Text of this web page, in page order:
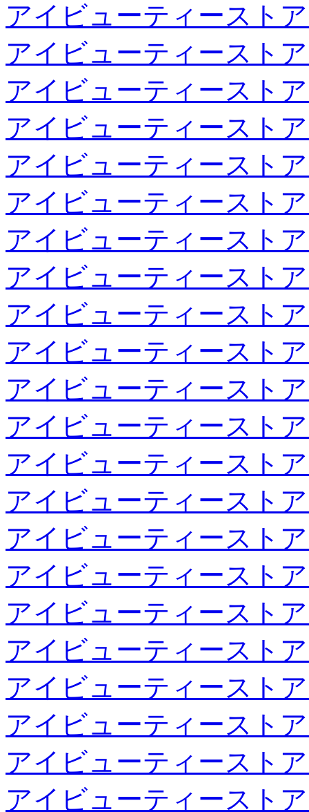
アイビューティースト
アイビューティースト
アイビューティースト
アイビューティースト
アイビューティースト
アイビューティースト
アイビューティースト
アイビューティースト
アイビューティースト
アイビューティースト
アイビューティースト
アイビューティースト
アイビューティースト
アイビューティースト
アイビューティースト
アイビューティースト
アイビューティースト
アイビューティースト
アイビューティースト
アイビューティースト
アイビューティースト
アイビューティースト